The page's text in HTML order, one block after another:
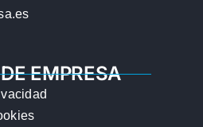
EMPRESA